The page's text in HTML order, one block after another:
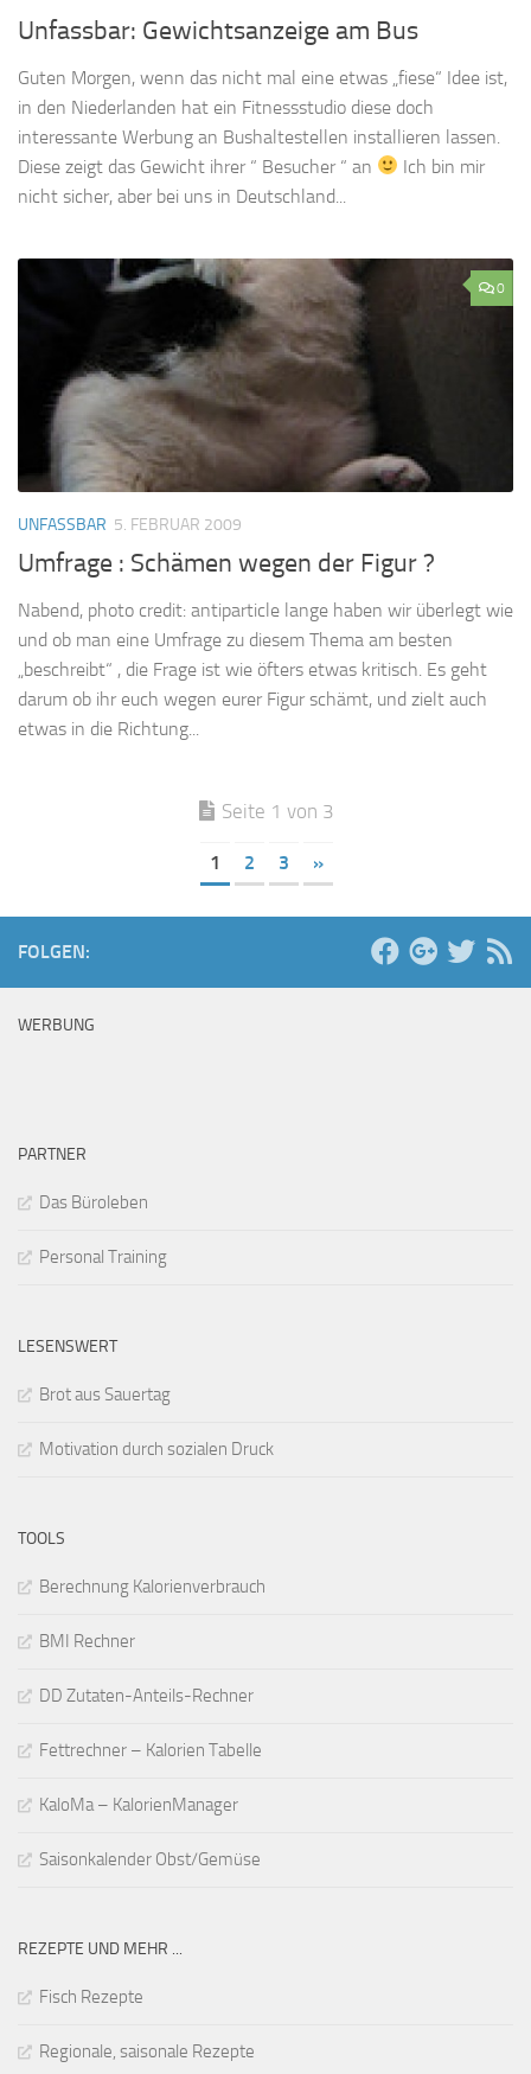
Unfassbar: Gewichtsanzeige am Bus
Guten Morgen, wenn das nicht mal eine etwas „fiese“ Idee ist,
in den Niederlanden hat ein Fitnessstudio diese doch
interessante Werbung an Bushaltestellen installieren lassen.
Diese zeigt das Gewicht ihrer “ Besucher “ an
Ich bin mir
nicht sicher, aber bei uns in Deutschland...
0
UNFASSBAR 5. FEBRUAR 2009
Umfrage : Schämen wegen der Figur ?
Nabend, photo credit: antiparticle lange haben wir überlegt wie
und ob man eine Umfrage zu diesem Thema am besten
„beschreibt“ , die Frage ist wie öfters etwas kritisch. Es geht
darum ob ihr euch wegen eurer Figur schämt, und zielt auch
etwas in die Richtung...
Seite 1 von 3
1 2 3 »
FOLGEN:
WERBUNG
PARTNER
Das Büroleben
Personal Training
LESENSWERT
Brot aus Sauertag
Motivation durch sozialen Druck
TOOLS
Berechnung Kalorienverbrauch
BMI Rechner
DD Zutaten-Anteils-Rechner
Fettrechner – Kalorien Tabelle
KaloMa – KalorienManager
Saisonkalender Obst/Gemüse
REZEPTE UND MEHR ...
Fisch Rezepte
Regionale, saisonale Rezepte